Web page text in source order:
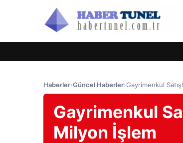
Haberler›Güncel Haberler›Gayrimenkul
Gayrimenkul
Milyon İşlem